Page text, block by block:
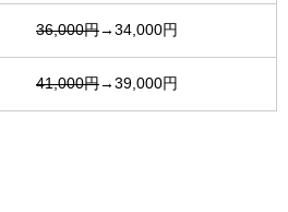
36,000円→34,000円
41,000円→39,000円